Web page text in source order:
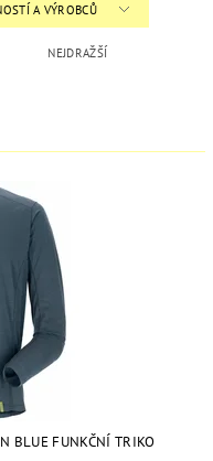
A VÝROBCŮ
NEJDRAŽŠÍ
BLUE FUNKČNÍ TRIKO